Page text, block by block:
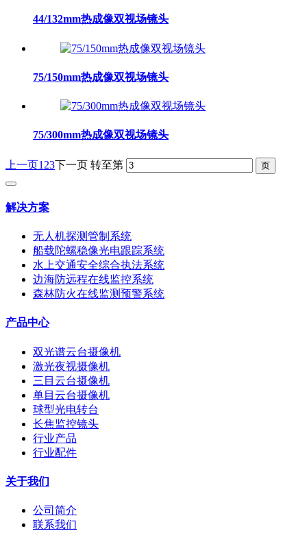
44/132mm热成像双视场镜头
75/150mm热成像双视场镜头
75/300mm热成像双视场镜头
上一页1 23下一页 转至第
解决方案
无人机探测管制系统
船载陀螺稳像光电跟踪系统
水上交通安全综合执法系统
边海防远程在线监控系统
森林防火在线监测预警系统
产品中心
双光谱云台摄像机
激光夜视摄像机
三目云台摄像机
单目云台摄像机
球型光电转台
长焦监控镜头
行业产品
行业配件
关于我们
公司简介
联系我们